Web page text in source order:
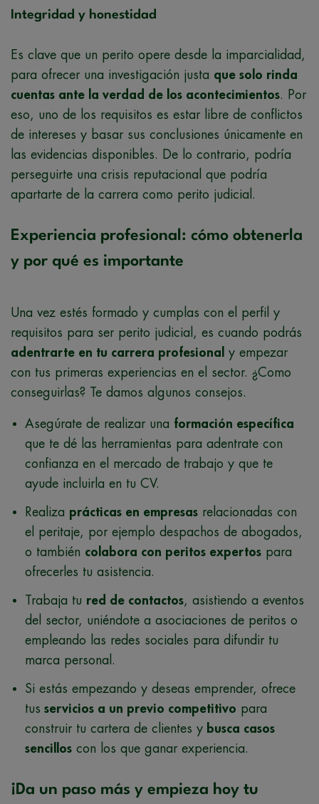
Integridad y honestidad
Es clave que un perito opere desde la imparcialidad,
para ofrecer una investigación justa que solo rinda
cuentas ante la verdad de los acontecimientos. Por
eso, uno de los requisitos es estar libre de conflictos
de intereses y basar sus conclusiones únicamente en
las evidencias disponibles. De lo contrario, podría
perseguirte una crisis reputacional que podría
apartarte de la carrera como perito judicial.
Experiencia profesional: cómo obtenerla
y por qué es importante
Una vez estés formado y cumplas con el perfil y
requisitos para ser perito judicial, es cuando podrás
adentrarte en tu carrera profesional
y empezar
con tus primeras experiencias en el sector. ¿Como
conseguirlas? Te damos algunos consejos.
Asegúrate de realizar una formación específica
que te dé las herramientas para adentrate con
confianza en el mercado de trabajo y que te
ayude incluirla en tu CV.
Realiza prácticas en empresas relacionadas con
el peritaje, por ejemplo despachos de abogados,
o también colabora con peritos expertos para
ofrecerles tu asistencia.
Trabaja tu red de contactos, asistiendo a eventos
del sector, uniéndote a asociaciones de peritos o
empleando las redes sociales para difundir tu
marca personal.
Si estás empezando y deseas emprender, ofrece
tus servicios a un previo competitivo para
construir tu cartera de clientes y busca casos
sencillos con los que ganar experiencia.
¡Da un paso más y empieza hoy tu